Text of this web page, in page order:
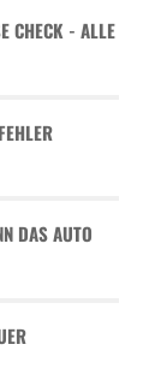
- ALLE D
DAS AUTO